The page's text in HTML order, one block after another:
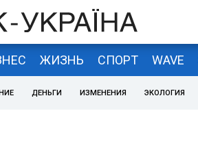
ЖИЗНЬ СПОРТ WAVE
ДЕНЬГИ ИЗМЕНЕНИЯ ЭКОЛОГИЯ